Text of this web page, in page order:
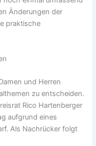
Änderungen der
praktische
und Herren
zu entscheiden.
Rico Hartenberger
aufgrund eines
Als Nachrücker folgt